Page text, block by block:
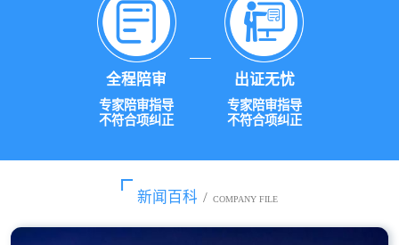
全程陪审
专家陪审指导
不符合项纠正
出证无忧
专家陪审指导
不符合项纠正
新闻百科 / COMPANY FILE